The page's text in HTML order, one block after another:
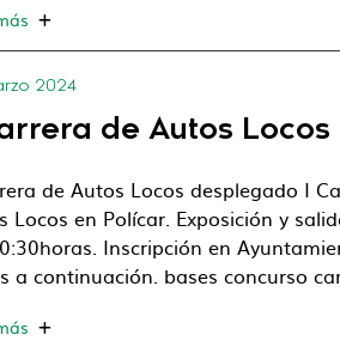
2024
de Autos Locos
de Autos Locos desplegado I
Locos en Polícar. Exposición y
Inscripción en
a continuación. bases concurso